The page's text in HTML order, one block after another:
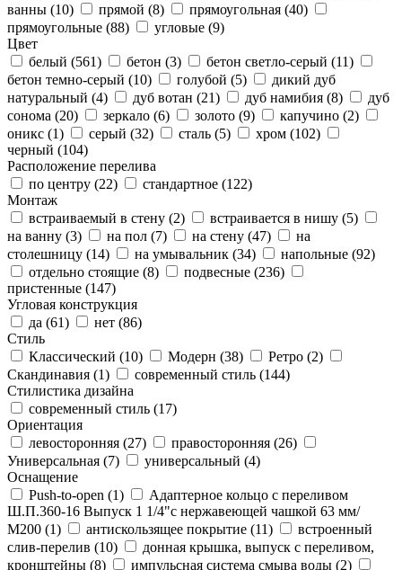
ванны (10) прямой (8) прямоугольная (40)
прямоугольные (88) угловые (9)
Цвет
белый (561) бетон (3) бетон светло-серый (11)
бетон темно-серый (10) голубой (5)
дикий дуб
натуральный (4) дуб вотан (21) дуб намибия (8)
дуб
сонома (20) зеркало (6) золото (9) капучино (2)
оникс (1) серый (32) сталь (5) хром (102)
черный (104)
Расположение перелива
по центру (22) стандартное (122)
Монтаж
встраиваемый в стену (2) встраивается в нишу (5)
на ванну (3) на пол (7) на стену (47)
на
столешницу (14) на умывальник (34) напольные (92)
отдельно стоящие (8) подвесные (236)
пристенные (147)
Угловая конструкция
да (61) нет (86)
Стиль
Классический (10) Модерн (38) Ретро (2)
Скандинавия (1) современный стиль (144)
Стилистика дизайна
современный стиль (17)
Ориентация
левосторонняя (27) правосторонняя (26)
Универсальная (7) универсальный (4)
Оснащение
Push-to-open (1)
Адаптерное кольцо с переливом
Ш.П.360-16 Выпуск 1 1/4"с нержавеющей чашкой 63 мм/
М200 (1) антискользящее покрытие (11)
встроенный
слив-перелив (10)
донная крышка, выпуск с переливом,
кронштейны (8) импульсная система смыва воды (2)